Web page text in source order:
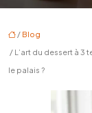
/ Blog
/ L’art du dessert à 3
le palais ?